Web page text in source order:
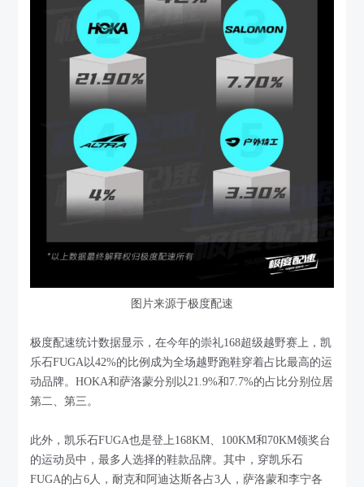
图片来源于极度配速
极度配速统计数据显示，在今年的崇礼168超级越野赛上，凯
乐石FUGA以42%的比例成为全场越野跑鞋穿着占比最高的运
动品牌。HOKA和萨洛蒙分别以21.9%和7.7%的占比分别位居
第二、第三。
此外，凯乐石FUGA也是登上168KM、100KM和70KM领奖台
的运动员中，最多人选择的鞋款品牌。其中，穿凯乐石
FUGA的占6人，耐克和阿迪达斯各占3人，萨洛蒙和李宁各